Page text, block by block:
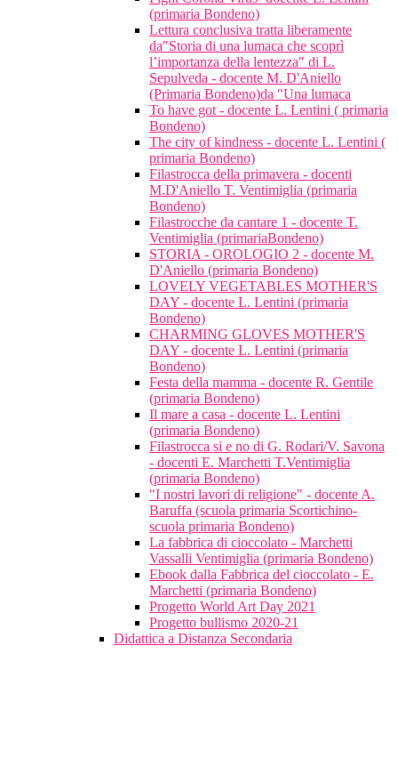
(primaria Bondeno)
Lettura conclusiva tratta liberamente
da"Storia di una lumaca che scoprì
l’importanza della lentezza" di L.
Sepulveda - docente M. D'Aniello
(Primaria Bondeno)da "Una lumaca
To have got - docente L. Lentini ( primaria
Bondeno)
The city of kindness - docente L. Lentini (
primaria Bondeno)
Filastrocca della primavera - docenti
M.D'Aniello T. Ventimiglia (primaria
Bondeno)
Filastrocche da cantare 1 - docente T.
Ventimiglia (primariaBondeno)
STORIA - OROLOGIO 2 - docente M.
D'Aniello (primaria Bondeno)
LOVELY VEGETABLES MOTHER'S
DAY - docente L. Lentini (primaria
Bondeno)
CHARMING GLOVES MOTHER'S
DAY - docente L. Lentini (primaria
Bondeno)
Festa della mamma - docente R. Gentile
(primaria Bondeno)
Il mare a casa - docente L. Lentini
(primaria Bondeno)
Filastrocca si e no di G. Rodari/V. Savona
- docenti E. Marchetti T.Ventimiglia
(primaria Bondeno)
"I nostri lavori di religione" - docente A.
Baruffa (scuola primaria Scortichino-
scuola primaria Bondeno)
La fabbrica di cioccolato - Marchetti
Vassalli Ventimiglia (primaria Bondeno)
Ebook dalla Fabbrica del cioccolato - E.
Marchetti (primaria Bondeno)
Progetto World Art Day 2021
Progetto bullismo 2020-21
Didattica a Distanza Secondaria